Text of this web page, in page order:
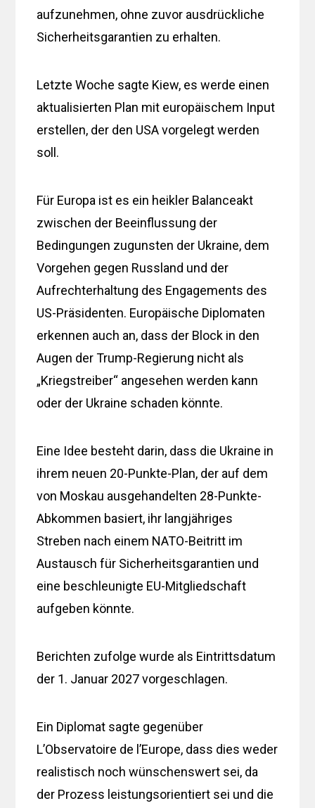
aufzunehmen, ohne zuvor ausdrückliche
Sicherheitsgarantien zu erhalten.
Letzte Woche sagte Kiew, es werde einen
aktualisierten Plan mit europäischem Input
erstellen, der den USA vorgelegt werden
soll.
Für Europa ist es ein heikler Balanceakt
zwischen der Beeinflussung der
Bedingungen zugunsten der Ukraine, dem
Vorgehen gegen Russland und der
Aufrechterhaltung des Engagements des
US-Präsidenten. Europäische Diplomaten
erkennen auch an, dass der Block in den
Augen der Trump-Regierung nicht als
„Kriegstreiber“ angesehen werden kann
oder der Ukraine schaden könnte.
Eine Idee besteht darin, dass die Ukraine in
ihrem neuen 20-Punkte-Plan, der auf dem
von Moskau ausgehandelten 28-Punkte-
Abkommen basiert, ihr langjähriges
Streben nach einem NATO-Beitritt im
Austausch für Sicherheitsgarantien und
eine beschleunigte EU-Mitgliedschaft
aufgeben könnte.
Berichten zufolge wurde als Eintrittsdatum
der 1. Januar 2027 vorgeschlagen.
Ein Diplomat sagte gegenüber
L’Observatoire de l’Europe, dass dies weder
realistisch noch wünschenswert sei, da
der Prozess leistungsorientiert sei und die